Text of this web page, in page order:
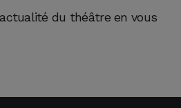
du théâtre en vous